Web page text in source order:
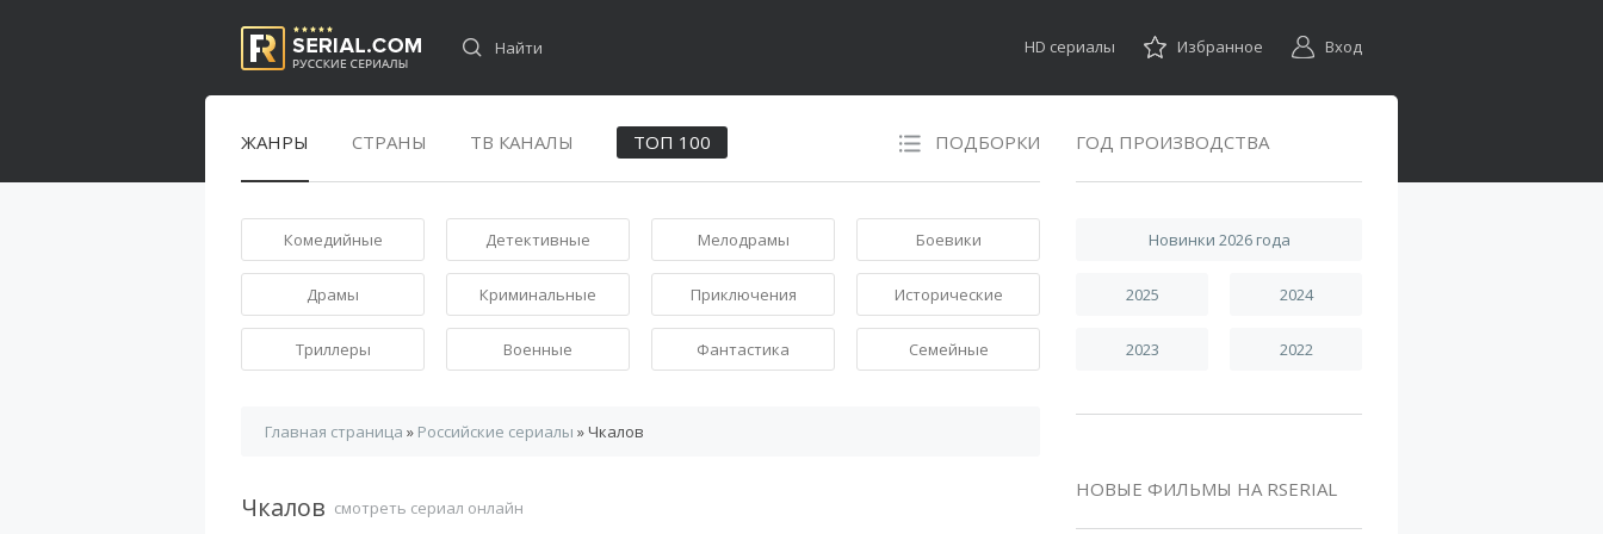
HD сериалы Избранное Вход
ЖАНРЫ СТРАНЫ ТВ КАНАЛЫ ПОДБОРКИ
ТОП 100
Комедийные Детективные Мелодрамы Боевики
Драмы Криминальные Приключения Исторические
Триллеры Военные Фантастика Семейные
Главная страница » Российские сериалы » Чкалов
Чкалов смотреть сериал онлайн
ГОД ПРОИЗВОДСТВА
Новинки 2026 года
2025 2024
2023 2022
НОВЫЕ ФИЛЬМЫ НА RSERIAL